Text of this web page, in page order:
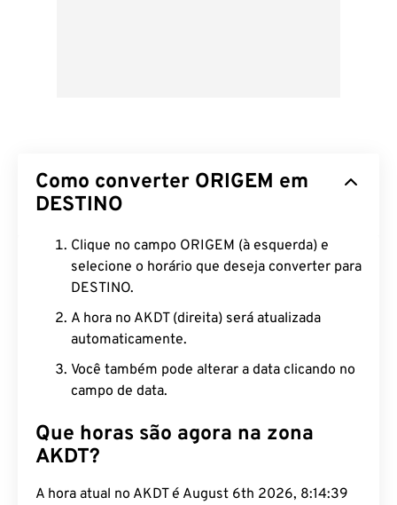
Como converter ORIGEM em
DESTINO
Clique no campo ORIGEM (à esquerda) e
selecione o horário que deseja converter para
DESTINO.
A hora no AKDT (direita) será atualizada
automaticamente.
Você também pode alterar a data clicando no
campo de data.
Que horas são agora na zona
AKDT?
A hora atual no AKDT é August 6th 2026, 8:14:40